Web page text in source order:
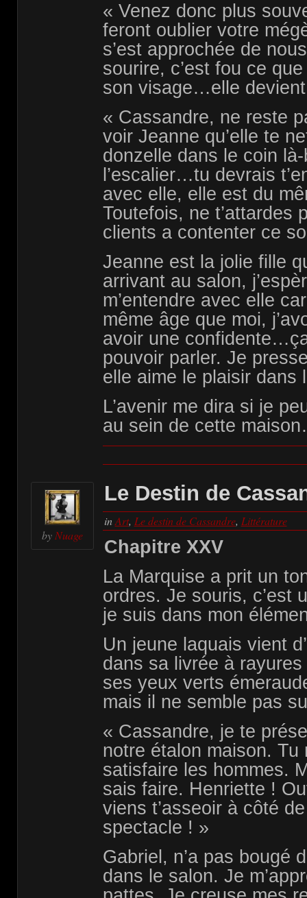
« Venez donc plus
feront oublier votre
s’est approchée de
sourire, c’est fou ce
son visage…elle
« Cassandre, ne reste
voir Jeanne qu’elle te
donzelle dans le coin
l’escalier…tu devrais
avec elle, elle est du
Toutefois, ne t’attardes
clients a contenter ce
Jeanne est la jolie fille
arrivant au salon,
m’entendre avec elle
même âge que moi,
avoir une
pouvoir parler. Je
elle aime le plaisir dans
L’avenir me dira si je
au sein de cette
by Nuage
Le Destin de
inArt, Le destin de Cassandre, Littérature
Chapitre XXV
La Marquise a prit un
ordres. Je souris, c’est
je suis dans mon
Un jeune laquais vient
dans sa livrée à
ses yeux verts
mais il ne semble pas
« Cassandre, je te
notre étalon maison. Tu
satisfaire les hommes.
sais faire. Henriette !
viens t’asseoir à côté
spectacle ! »
Gabriel, n’a pas bougé
dans le salon. Je